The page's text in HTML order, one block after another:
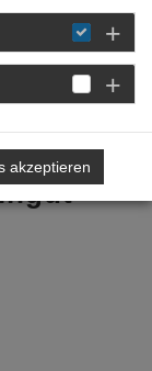
WEIN &
WEIN
akzeptieren